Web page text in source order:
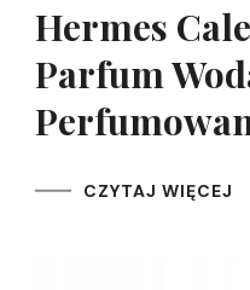
Hermes
Parfum
CZYTAJ WIĘCEJ